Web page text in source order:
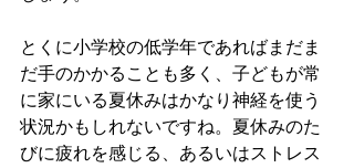
とくに小学校の低学年であればまだま
だ手のかかることも多く、子どもが常
に家にいる夏休みはかなり神経を使う
状況かもしれないですね。夏休みのた
びに疲れを感じる、あるいはストレス